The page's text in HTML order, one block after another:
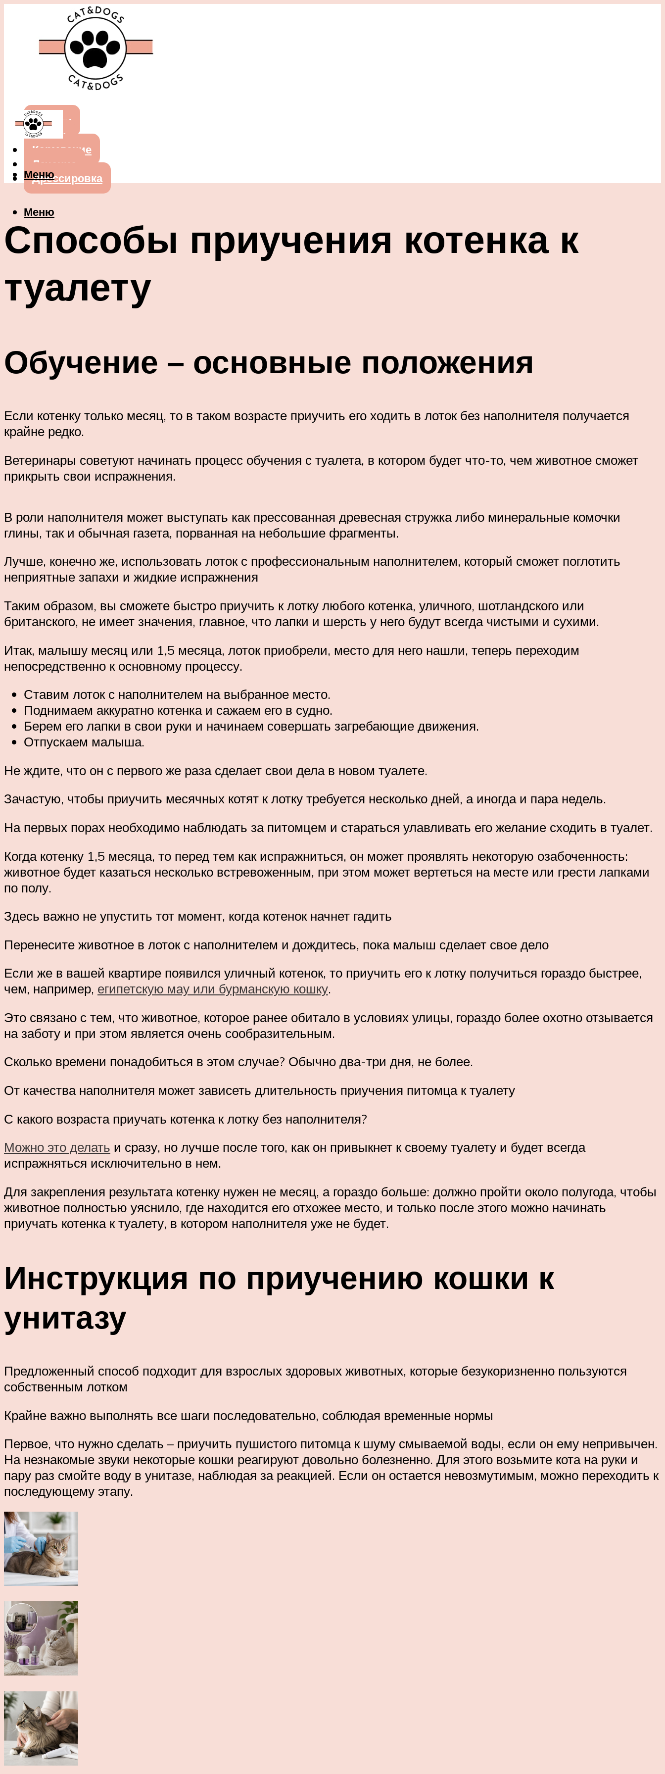
Собаки
Кошки
Кормление
Лечение
Дрессировка
Меню
Меню
Способы приучения котенка к
туалету
Обучение – основные положения
Если котенку только месяц, то в таком возрасте приучить его ходить в лоток без наполнителя получается
крайне редко.
Ветеринары советуют начинать процесс обучения с туалета, в котором будет что-то, чем животное сможет
прикрыть свои испражнения.
В роли наполнителя может выступать как прессованная древесная стружка либо минеральные комочки
глины, так и обычная газета, порванная на небольшие фрагменты.
Лучше, конечно же, использовать лоток с профессиональным наполнителем, который сможет поглотить
неприятные запахи и жидкие испражнения
Таким образом, вы сможете быстро приучить к лотку любого котенка, уличного, шотландского или
британского, не имеет значения, главное, что лапки и шерсть у него будут всегда чистыми и сухими.
Итак, малышу месяц или 1,5 месяца, лоток приобрели, место для него нашли, теперь переходим
непосредственно к основному процессу.
Ставим лоток с наполнителем на выбранное место.
Поднимаем аккуратно котенка и сажаем его в судно.
Берем его лапки в свои руки и начинаем совершать загребающие движения.
Отпускаем малыша.
Не ждите, что он с первого же раза сделает свои дела в новом туалете.
Зачастую, чтобы приучить месячных котят к лотку требуется несколько дней, а иногда и пара недель.
На первых порах необходимо наблюдать за питомцем и стараться улавливать его желание сходить в туалет.
Когда котенку 1,5 месяца, то перед тем как испражниться, он может проявлять некоторую озабоченность:
животное будет казаться несколько встревоженным, при этом может вертеться на месте или грести лапками
по полу.
Здесь важно не упустить тот момент, когда котенок начнет гадить
Перенесите животное в лоток с наполнителем и дождитесь, пока малыш сделает свое дело
Если же в вашей квартире появился уличный котенок, то приучить его к лотку получиться гораздо быстрее,
чем, например, египетскую мау или бурманскую кошку.
Это связано с тем, что животное, которое ранее обитало в условиях улицы, гораздо более охотно отзывается
на заботу и при этом является очень сообразительным.
Сколько времени понадобиться в этом случае? Обычно два-три дня, не более.
От качества наполнителя может зависеть длительность приучения питомца к туалету
С какого возраста приучать котенка к лотку без наполнителя?
Можно это делать и сразу, но лучше после того, как он привыкнет к своему туалету и будет всегда
испражняться исключительно в нем.
Для закрепления результата котенку нужен не месяц, а гораздо больше: должно пройти около полугода, чтобы
животное полностью уяснило, где находится его отхожее место, и только после этого можно начинать
приучать котенка к туалету, в котором наполнителя уже не будет.
Инструкция по приучению кошки к
унитазу
Предложенный способ подходит для взрослых здоровых животных, которые безукоризненно пользуются
собственным лотком
Крайне важно выполнять все шаги последовательно, соблюдая временные нормы
Первое, что нужно сделать – приучить пушистого питомца к шуму смываемой воды, если он ему непривычен.
На незнакомые звуки некоторые кошки реагируют довольно болезненно. Для этого возьмите кота на руки и
пару раз смойте воду в унитазе, наблюдая за реакцией. Если он остается невозмутимым, можно переходить к
последующему этапу.